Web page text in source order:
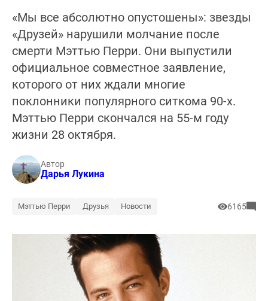
«Мы все абсолютно опустошены»: звезды
«Друзей» нарушили молчание после
смерти Мэттью Перри. Они выпустили
официальное совместное заявление,
которого от них ждали многие
поклонники популярного ситкома 90-х.
Мэттью Перри скончался на 55-м году
жизни 28 октября.
Автор
Дарья Лукина
Мэттью Перри Друзья Новости 6165